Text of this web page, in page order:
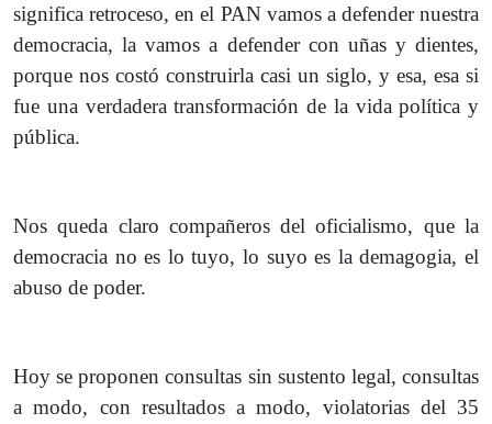
significa retroceso, en el PAN vamos a defender nuestra
democracia, la vamos a defender con uñas y dientes,
porque nos costó construirla casi un siglo, y esa, esa si
fue una verdadera transformación de la vida política y
pública.
Nos queda claro compañeros del oficialismo, que la
democracia no es lo tuyo, lo suyo es la demagogia, el
abuso de poder.
Hoy se proponen consultas sin sustento legal, consultas
a modo, con resultados a modo, violatorias del 35